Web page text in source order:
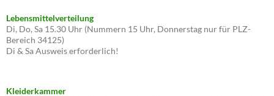
Lebensmittelverteilung
Di, Do, Sa 15.30 Uhr (Nummern 15 Uhr, Donnerstag nur für PLZ-
Bereich 34125)
Di & Sa Ausweis erforderlich!
Kleiderkammer